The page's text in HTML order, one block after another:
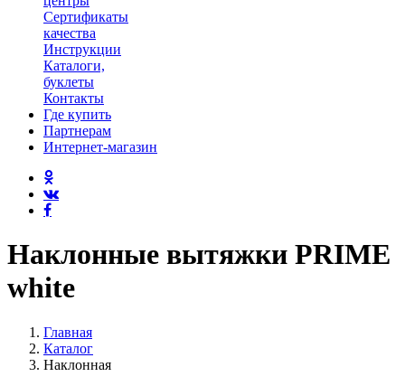
Сертификаты
качества
Инструкции
Каталоги,
буклеты
Контакты
Где купить
Партнерам
Интернет-магазин
Наклонные вытяжки PRIME
white
Главная
Каталог
Наклонная